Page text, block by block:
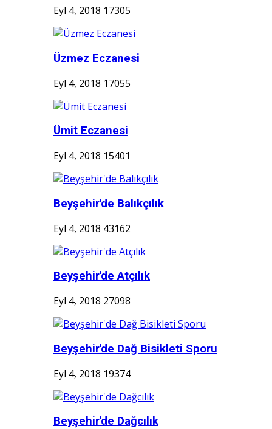
Eyl 4, 2018 17305
Üzmez Eczanesi
Eyl 4, 2018 17055
Ümit Eczanesi
Eyl 4, 2018 15401
Beyşehir'de Balıkçılık
Eyl 4, 2018 43162
Beyşehir'de Atçılık
Eyl 4, 2018 27098
Beyşehir'de Dağ Bisikleti Sporu
Eyl 4, 2018 19374
Beyşehir'de Dağcılık